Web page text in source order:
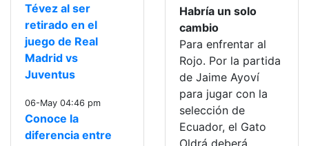
Tévez al ser
retirado en el
juego de Real
Madrid vs
Juventus
06-May 04:46 pm
Conoce la
diferencia entre
Habría un solo
cambio
Para enfrentar al
Rojo. Por la partida
de Jaime Ayoví
para jugar con la
selección de
Ecuador, el Gato
Oldrá deberá